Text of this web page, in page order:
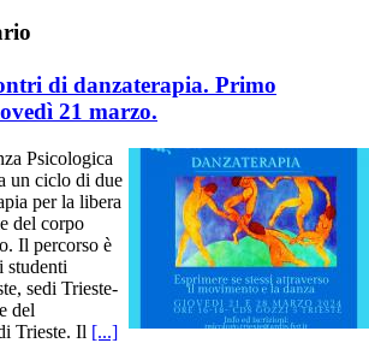
di danzaterapia. Primo
21 marzo.
Psicologica
un ciclo di due
per la libera
del corpo
Il percorso è
studenti
sedi Trieste-
del
Trieste. Il [...]